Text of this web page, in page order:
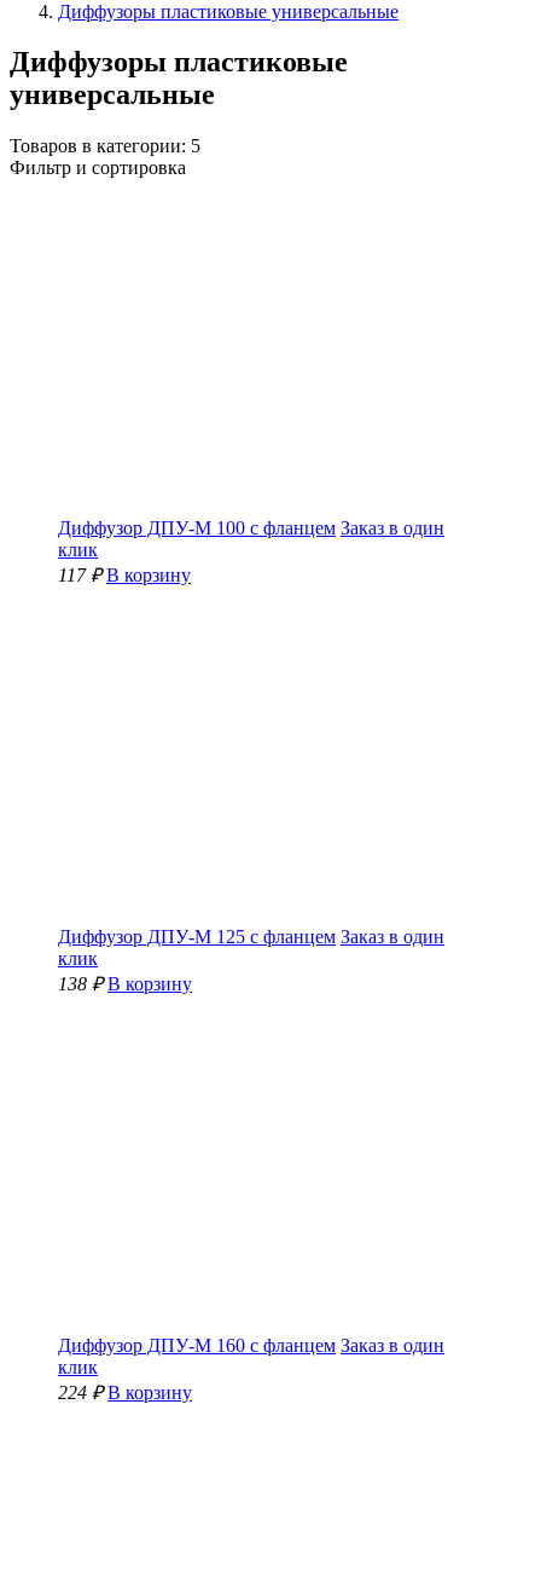
Диффузоры пластиковые универсальные
Диффузоры пластиковые
универсальные
Товаров в категории: 5
Фильтр и сортировка
Диффузор ДПУ-М 100 с фланцем Заказ в один
клик
117 ₽ В корзину
Диффузор ДПУ-М 125 с фланцем Заказ в один
клик
138 ₽ В корзину
Диффузор ДПУ-М 160 с фланцем Заказ в один
клик
224 ₽ В корзину